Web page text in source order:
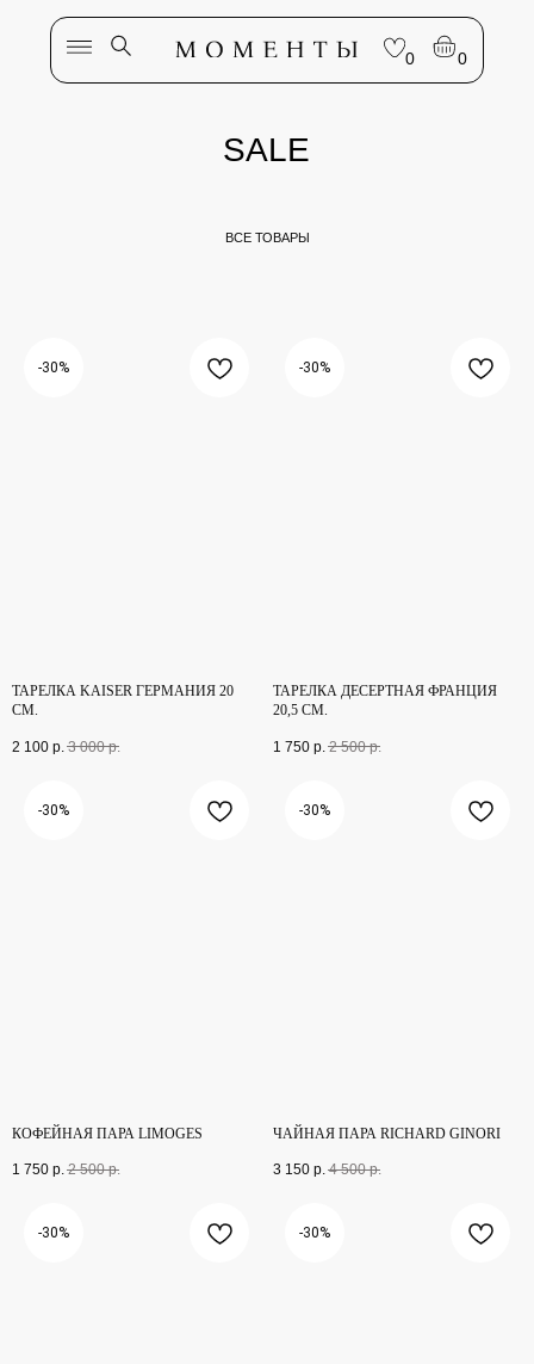
0
0
-30%
ТАРЕЛКА KAISER ГЕРМАНИЯ 20
СМ.
2 100 р. 3 000 р.
-30%
ТАРЕЛКА ДЕСЕРТНАЯ ФРАНЦИЯ
20,5 СМ.
1 750 р. 2 500 р.
-30%
КОФЕЙНАЯ ПАРА LIMOGES
1 750 р. 2 500 р.
-30%
ЧАЙНАЯ ПАРА RICHARD GINORI
3 150 р. 4 500 р.
-30% -30%